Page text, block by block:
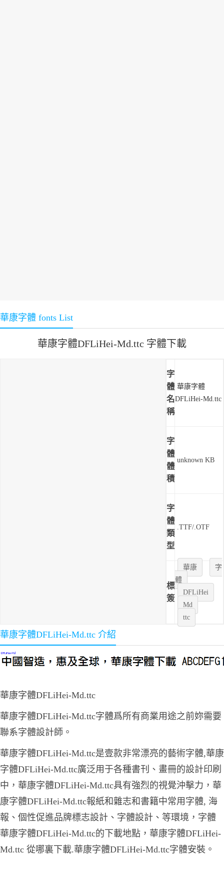
華康字體 fonts List
華康字體DFLiHei-Md.ttc 字體下載
字
體
名
稱
華康字體
DFLiHei-Md.ttc
字
體
體
積
unknown KB
字
體
類
型
.TTF/.OTF
標
簽
華康
字
體
DFLiHei
Md
ttc
華康字體DFLiHei-Md.ttc 介紹
華康字體DFLiHei-Md.ttc
華康字體DFLiHei-Md.ttc字體爲所有商業用途之前妳需要
聯系字體設計師。
華康字體DFLiHei-Md.ttc是壹款非常漂亮的藝術字體,華康
字體DFLiHei-Md.ttc廣泛用于各種書刊、畫冊的設計印刷
中，華康字體DFLiHei-Md.ttc具有強烈的視覺沖擊力，華
康字體DFLiHei-Md.ttc報紙和雜志和書籍中常用字體, 海
報、個性促進品牌標志設計、字體設計、等環境，字體
華康字體DFLiHei-Md.ttc的下載地點，華康字體DFLiHei-
Md.ttc 從哪裏下載.華康字體DFLiHei-Md.ttc字體安裝。